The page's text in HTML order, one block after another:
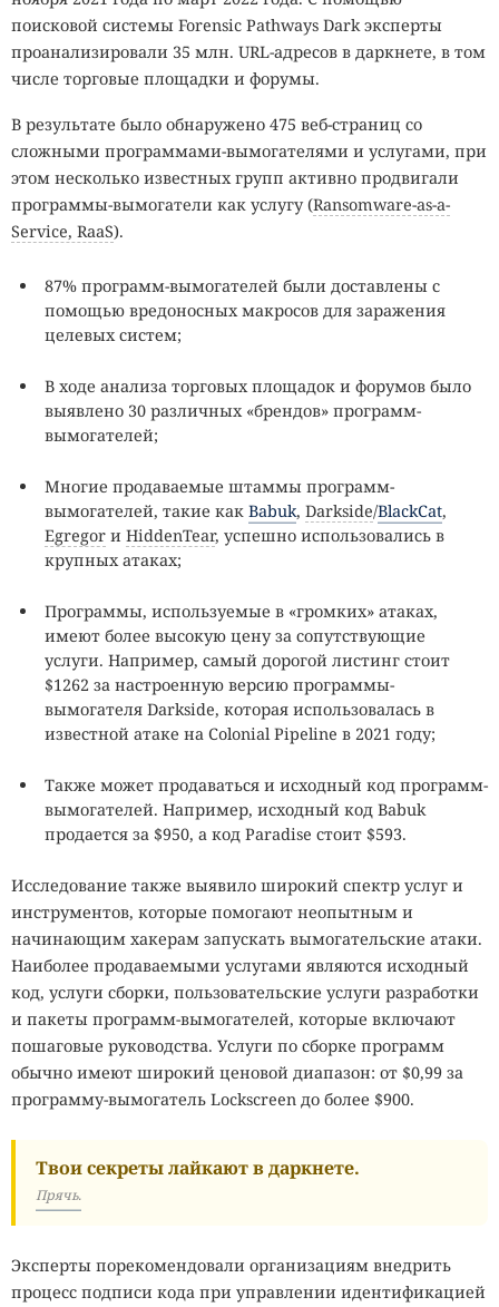
поисковой системы Forensic Pathways Dark эксперты
проанализировали 35 млн. URL-адресов в даркнете, в том
числе торговые площадки и форумы.
В результате было обнаружено 475 веб-страниц со
сложными программами-вымогателями и услугами, при
этом несколько известных групп активно продвигали
программы-вымогатели как услугу (Ransomware-as-a-
Service, RaaS).
87% программ-вымогателей были доставлены с
помощью вредоносных макросов для заражения
целевых систем;
В ходе анализа торговых площадок и форумов было
выявлено 30 различных «брендов» программ-
вымогателей;
Многие продаваемые штаммы программ-
вымогателей, такие как Babuk, Darkside/BlackCat,
Egregor и HiddenTear, успешно использовались в
крупных атаках;
Программы, используемые в «громких» атаках,
имеют более высокую цену за сопутствующие
услуги. Например, самый дорогой листинг стоит
$1262 за настроенную версию программы-
вымогателя Darkside, которая использовалась в
известной атаке на Colonial Pipeline в 2021 году;
Также может продаваться и исходный код программ-
вымогателей. Например, исходный код Babuk
продается за $950, а код Paradise стоит $593.
Исследование также выявило широкий спектр услуг и
инструментов, которые помогают неопытным и
начинающим хакерам запускать вымогательские атаки.
Наиболее продаваемыми услугами являются исходный
код, услуги сборки, пользовательские услуги разработки
и пакеты программ-вымогателей, которые включают
пошаговые руководства. Услуги по сборке программ
обычно имеют широкий ценовой диапазон: от $0,99 за
программу-вымогатель Lockscreen до более $900.
Твои секреты лайкают в даркнете.
Прячь.
Эксперты порекомендовали организациям внедрить
процесс подписи кода при управлении идентификацией